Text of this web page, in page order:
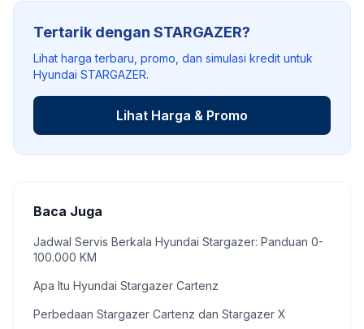
Tertarik dengan STARGAZER?
Lihat harga terbaru, promo, dan simulasi kredit untuk
Hyundai STARGAZER.
Lihat Harga & Promo
Baca Juga
Jadwal Servis Berkala Hyundai Stargazer: Panduan 0-
100.000 KM
Apa Itu Hyundai Stargazer Cartenz
Perbedaan Stargazer Cartenz dan Stargazer X